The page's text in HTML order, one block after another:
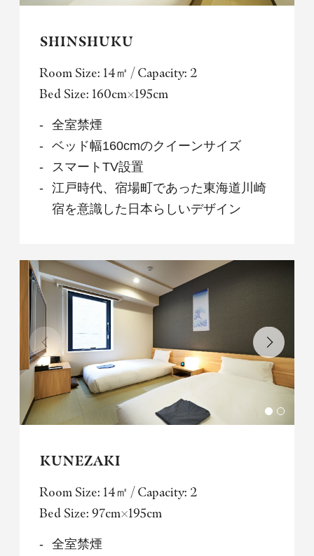
SHINSHUKU
Room Size: 14㎡ / Capacity: 2
Bed Size: 160cm×195cm
全室禁煙
ベッド幅160cmのクイーンサイズ
スマートTV設置
江戸時代、宿場町であった東海道川崎
宿を意識した日本らしいデザイン
KUNEZAKI
Room Size: 14㎡ / Capacity: 2
Bed Size: 97cm×195cm
全室禁煙